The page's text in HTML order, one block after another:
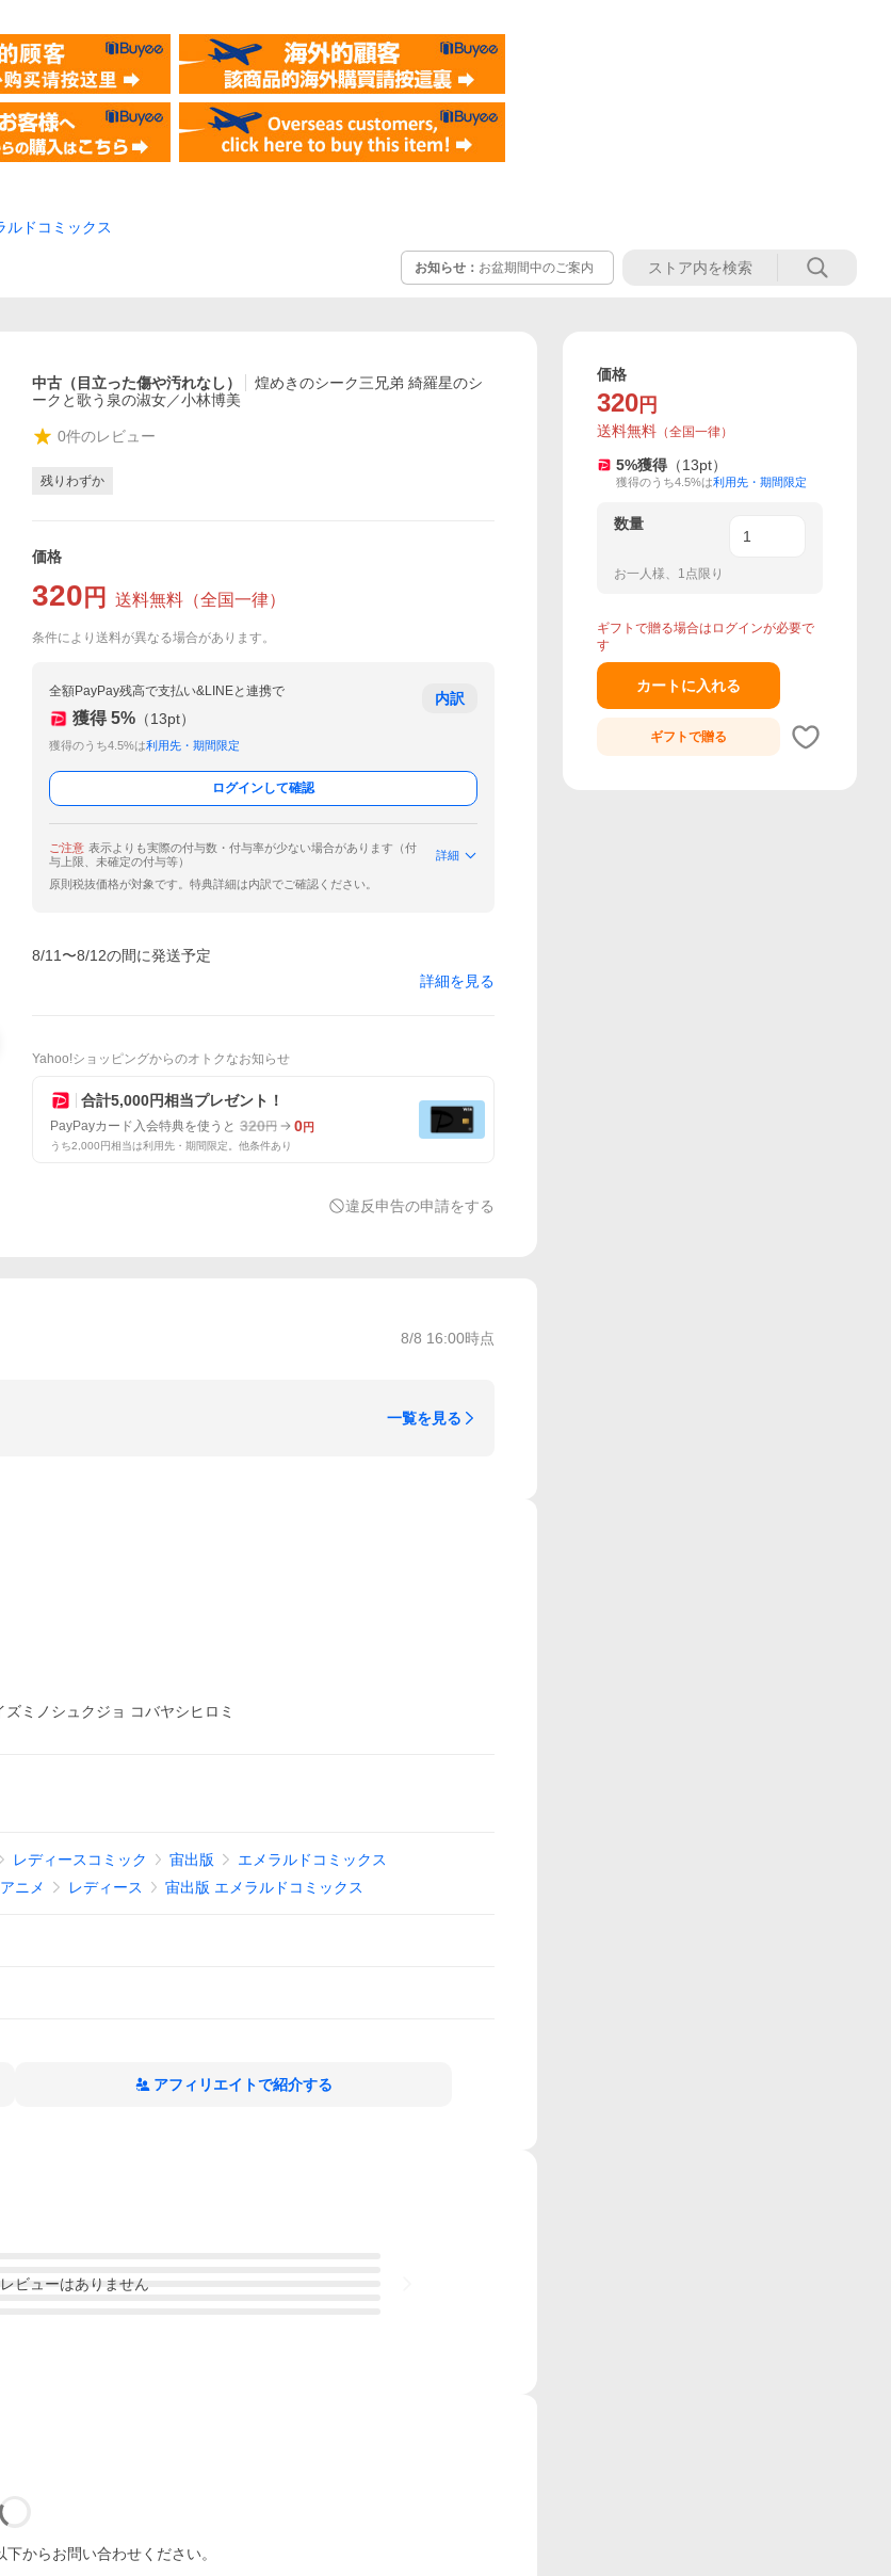
ルドコミックス
お知らせ： お盆期間中のご案内
中古（目立った傷や汚れなし）
煌めきのシーク三兄弟 綺羅星のシ
ークと歌う泉の淑女／小林博美
0件のレビュー
残りわずか
価格
320 円 送料無料 （全国一律）
条件により送料が異なる場合があります。
全額PayPay残高で支払い&LINEと連携で
獲得 5% （13pt）
獲得のうち4.5%は利用先・期間限定
内訳
ログインして確認
ご注意 表示よりも実際の付与数・付与率が少ない場合があります（付
与上限、未確定の付与等）
詳細
原則税抜価格が対象です。特典詳細は内訳でご確認ください。
8/11〜8/12の間に発送予定
詳細を見る
Yahoo!ショッピングからのオトクなお知らせ
合計5,000円相当プレゼント！
PayPayカード入会特典を使うと 320円 0円
うち2,000円相当は利用先・期間限定。他条件あり
違反申告の申請をする
8/8 16:00時点
一覧を見る
ミノシュクジョ コバヤシヒロミ
レディースコミック 宙出版
エメラルドコミックス
ニメ レディース 宙出版 エメラルドコミックス
アフィリエイトで紹介する
ビューはありません
からお問い合わせください。
価格
320 円
送料無料 （全国一律）
5%獲得 （13pt）
獲得のうち4.5%は利用先・期間限定
数量
お一人様、1点限り
ギフトで贈る場合はログインが必要で
す
カートに入れる
ギフトで贈る